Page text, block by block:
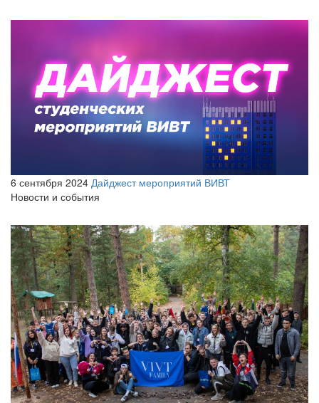
6 сентября 2024 Дайджест мероприятий ВИВТ
Новости и события